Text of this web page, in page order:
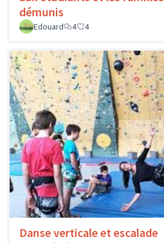
démunis
Edouard 4 4
Danse verticale et escalade